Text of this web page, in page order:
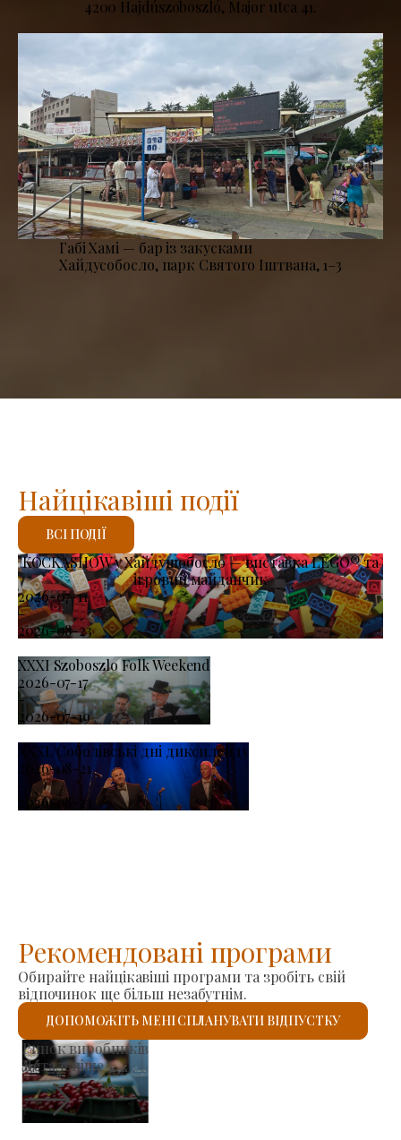
4200 Hajdúszoboszló, Major utca 41.
Габі Хамі — бар із закусками
Хайдусобосло, парк Святого Іштвана, 1–3
KOCKASHOW у Хайдушобосло — виставка LEGO® та
ігровий майданчик
2026-07-11
-
2026-08-23
XXXI Szoboszlo Folk Weekend
2026-07-17
-
2026-07-19
XXXI. Соболівські дні диксиленду
2026-08-21
-
2026-08-23
Найцікавіші події
ВСІ ПОДІЇ
Рекомендовані програми
Обирайте найцікавіші програми та зробіть свій
відпочинок ще більш незабутнім.
ДОПОМОЖІТЬ МЕНІ СПЛАНУВАТИ ВІДПУСТКУ
Римо-католицький костел Святого Ласло
Детальніше